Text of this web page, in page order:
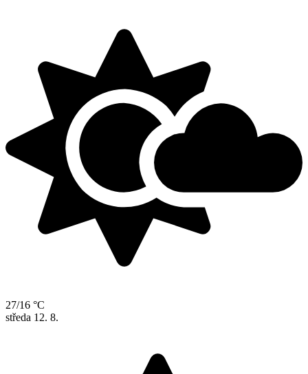
27/16 °C
středa 12. 8.